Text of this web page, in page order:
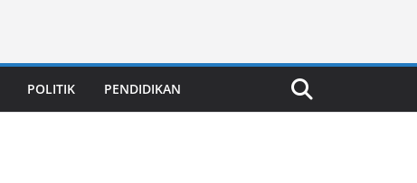
POLITIK PENDIDIKAN